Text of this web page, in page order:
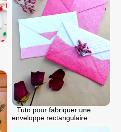
Tuto pour fabriquer une
enveloppe rectangulaire